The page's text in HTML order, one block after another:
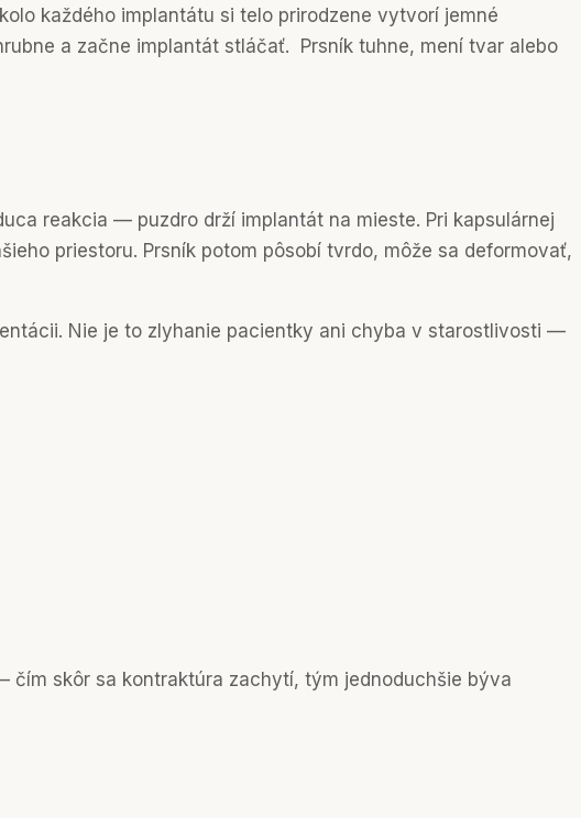
každého implantátu si telo prirodzene vytvorí jemné
a začne implantát stláčať. Prsník tuhne, mení tvar alebo
reakcia — puzdro drží implantát na mieste. Pri kapsulárnej
priestoru. Prsník potom pôsobí tvrdo, môže sa deformovať,
Nie je to zlyhanie pacientky ani chyba v starostlivosti —
skôr sa kontraktúra zachytí, tým jednoduchšie býva